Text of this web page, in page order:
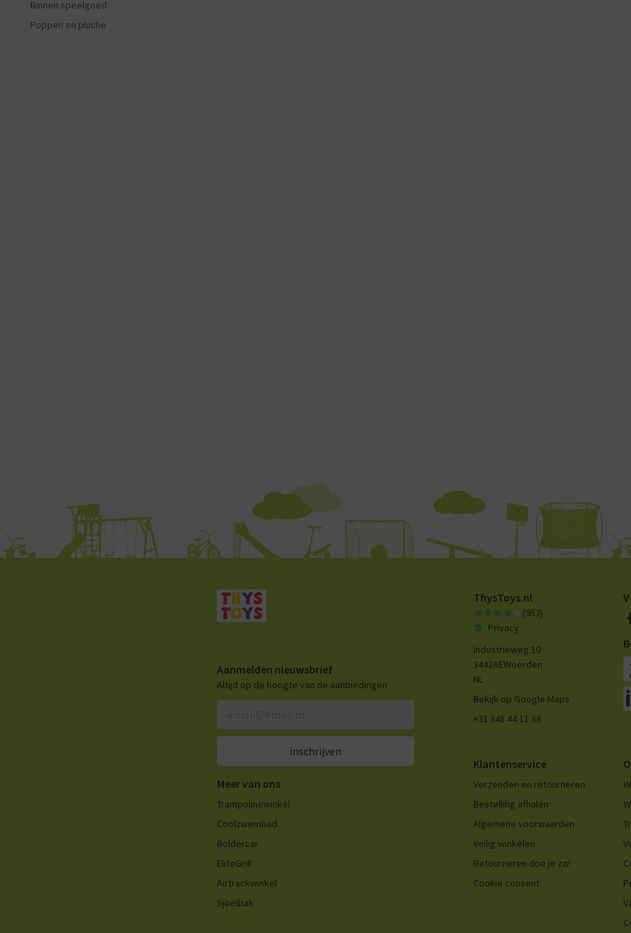
Binnen speelgoed
Poppen en pluche
Aanmelden nieuwsbrief
Altijd op de hoogte van de aanbiedingen
inschrijven
Meer van ons
Trampolinewinkel
Coolzwembad
Boldercar
EliteGrill
Airtrackwinkel
Sjoelbak
ThysToys.nl
(957)
Privacy
Industrieweg 10
3442AEWoerden
NL
Bekijk op Google Maps
+31 348 44 11 33
Klantenservice
Verzenden en retourneren
Bestelling afhalen
Algemene voorwaarden
Veilig winkelen
Retourneren doe je zo!
Cookie consent